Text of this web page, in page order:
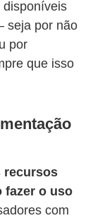
disponíveis
seja por não
por
que isso
recursos
fazer o uso
com